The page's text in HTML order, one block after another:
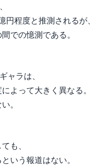
程度と推測されるが、
での憶測である。
ャラは、
よって大きく異なる。
。
も、
いう報道はない。